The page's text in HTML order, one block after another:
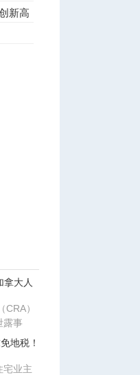
新高
拿大人
）
露事
的私
地税！
宅业主